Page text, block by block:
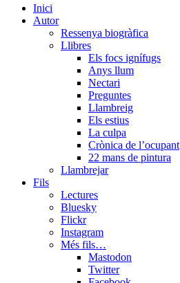
Close
Menu
Inici
Autor
Ressenya biogràfica
Llibres
Els focs ignífugs
Anys llum
Nectari
Preguntes
Llambreig
Els estius
La culpa
Crònica de l’ocupant
22 mans de pintura
Llambrejar
Fils
Lectures
Bluesky
Flickr
Instagram
Més fils…
Mastodon
Twitter